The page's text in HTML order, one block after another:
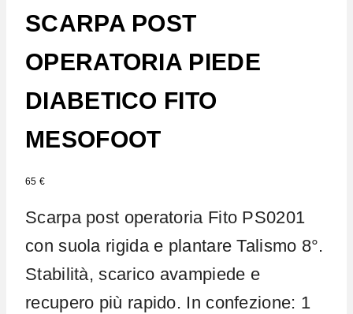
SCARPA POST
OPERATORIA PIEDE
DIABETICO FITO
MESOFOOT
65 €
Scarpa post operatoria Fito PS0201
con suola rigida e plantare Talismo 8°.
Stabilità, scarico avampiede e
recupero più rapido. In confezione: 1